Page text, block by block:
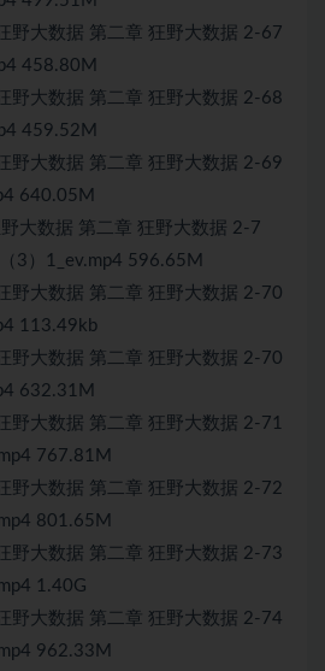
野大数据 第二章 狂野大数据 2-67
458.80M
野大数据 第二章 狂野大数据 2-68
459.52M
野大数据 第二章 狂野大数据 2-69
640.05M
大数据 第二章 狂野大数据 2-7
3）1_ev.mp4 596.65M
野大数据 第二章 狂野大数据 2-70
113.49kb
野大数据 第二章 狂野大数据 2-70
632.31M
野大数据 第二章 狂野大数据 2-71
767.81M
野大数据 第二章 狂野大数据 2-72
801.65M
野大数据 第二章 狂野大数据 2-73
1.40G
野大数据 第二章 狂野大数据 2-74
962.33M